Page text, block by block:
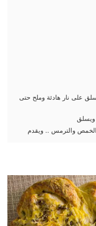
ويسلق على نار هادئة وملح حتى
الخمص والترمس .. ويقدم